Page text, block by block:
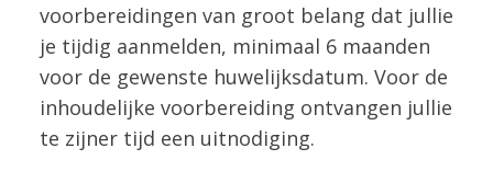
voorbereidingen van groot belang dat jullie
je tijdig aanmelden, minimaal 6 maanden
voor de gewenste huwelijksdatum. Voor de
inhoudelijke voorbereiding ontvangen jullie
te zijner tijd een uitnodiging.